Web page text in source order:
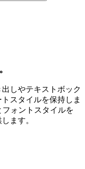
しやテキストボック
スタイルを保持しま
ォントスタイルを
ます。